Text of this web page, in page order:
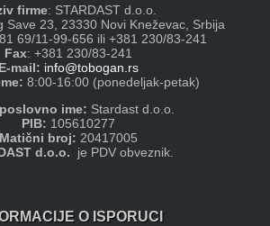
firme: STARDAST d.o.o.
Save 23, 23330 Novi Kneževac, Srbija
69/11-99-656 ili +381 230/83-241
Fax: +381 230/83-241
E-mail: info@tobogan.rs
8:00-16:00 (ponedeljak-petak)
ime: Stardast d.o.o.
PIB: 105610277
Matični broj: 20417005
d.o.o. je PDV obveznik.
O ISPORUCI